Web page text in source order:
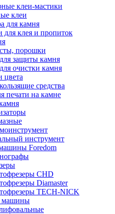
клеи-мастики
клеи
для камня
для клея и пропиток
порошки
защиты камня
очистки камня
цвета
средства
печати на камне
инструмент
Foredom
CHD
Diamaster
TECH-NICK
машины